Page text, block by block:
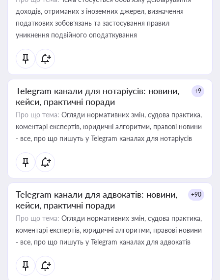
доходів, отриманих з іноземних джерел, визначення
податкових зобов’язань та застосування правил
уникнення подвійного оподаткування
Telegram канали для нотаріусів: новини,
кейси, практичні поради
+9
Про що тема: Огляди нормативних змін, судова практика,
коментарі експертів, юридичні алгоритми, правові новини
- все, про що пишуть у Telegram каналах для нотаріусів
Telegram канали для адвокатів: новини,
кейси, практичні поради
+90
Про що тема: Огляди нормативних змін, судова практика,
коментарі експертів, юридичні алгоритми, правові новини
- все, про що пишуть у Telegram каналах для адвокатів